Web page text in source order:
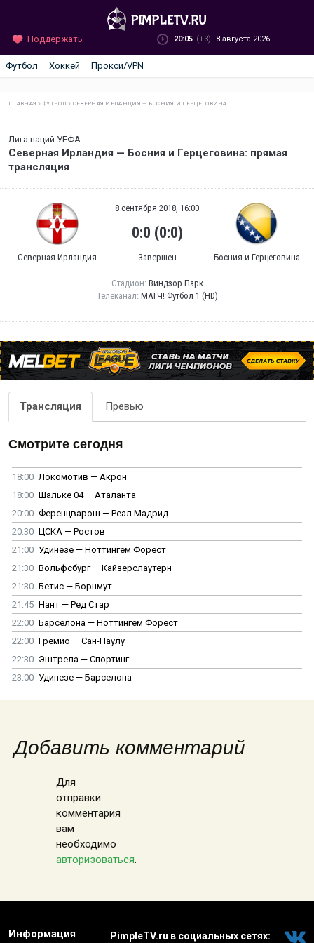
Поддержать 20:05 (+3) 8 августа 2026
Футбол Хоккей Прокси/VPN
ГЛАВНАЯ »ФУТБОЛ » СЕВЕРНАЯ ИРЛАНДИЯ — БОСНИЯ И ГЕРЦЕГОВИНА
Лига наций УЕФА
Северная Ирландия — Босния и Герцеговина: прямая
трансляция
Северная Ирландия
8 сентября 2018, 16:00
0:0 (0:0)
Завершен Босния и Герцеговина
Стадион: Виндзор Парк
Телеканал: МАТЧ! Футбол 1 (HD)
Трансляция Превью
Смотрите сегодня
18:00 Локомотив — Акрон
18:00 Шальке 04 — Аталанта
20:00 Ференцварош — Реал Мадрид
20:30 ЦСКА — Ростов
21:00 Удинезе — Ноттингем Форест
21:30 Вольфсбург — Кайзерслаутерн
21:30 Бетис — Борнмут
21:45 Нант — Ред Стар
22:00 Барселона — Ноттингем Форест
22:00 Гремио — Сан-Паулу
22:30 Эштрела — Спортинг
23:00 Удинезе — Барселона
Добавить комментарий
Для
отправки
комментария
вам
необходимо
авторизоваться.
Информация PimpleTV.ru в социальных сетях: